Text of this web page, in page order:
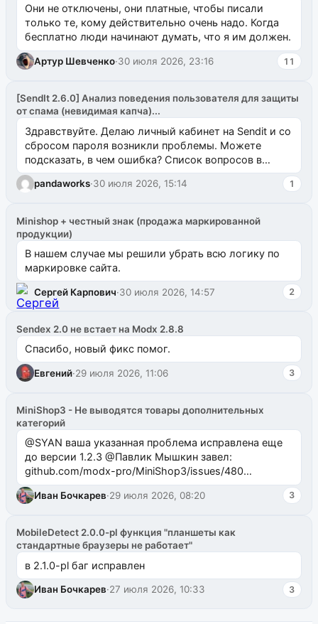
Они не отключены, они платные, чтобы писали
только те, кому действительно очень надо. Когда
бесплатно люди начинают думать, что я им должен.
Артур Шевченко·30 июля 2026, 23:16 11
[SendIt 2.6.0] Анализ поведения пользователя для защиты
от спама (невидимая капча)...
Здравствуйте. Делаю личный кабинет на Sendit и со
сбросом пароля возникли проблемы. Можете
подсказать, в чем ошибка? Список вопросов в
одноименном разделе на modx.pro пока пуст, и,...
pandaworks·30 июля 2026, 15:14 1
Minishop + честный знак (продажа маркированной
продукции)
В нашем случае мы решили убрать всю логику по
маркировке сайта.
Сергей Карпович·30 июля 2026, 14:57 2
Sendex 2.0 не встает на Modx 2.8.8
Спасибо, новый фикс помог.
Евгений·29 июля 2026, 11:06 3
MiniShop3 - Не выводятся товары дополнительных
категорий
@SYAN ваша указанная проблема исправлена еще
до версии 1.2.3 @Павлик Мышкин завел:
github.com/modx-pro/MiniShop3/issues/480
github.com/modx-pro/MiniShop3/issues/481Исправим
в б...
Иван Бочкарев·29 июля 2026, 08:20 3
MobileDetect 2.0.0-pl функция "планшеты как
стандартные браузеры не работает"
в 2.1.0-pl баг исправлен
Иван Бочкарев·27 июля 2026, 10:33 3